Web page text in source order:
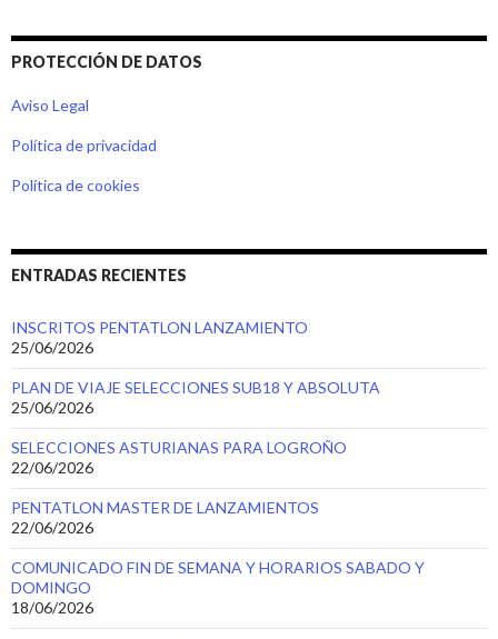
PROTECCIÓN DE DATOS
Aviso Legal
Política de privacidad
Política de cookies
ENTRADAS RECIENTES
INSCRITOS PENTATLON LANZAMIENTO
25/06/2026
PLAN DE VIAJE SELECCIONES SUB18 Y ABSOLUTA
25/06/2026
SELECCIONES ASTURIANAS PARA LOGROÑO
22/06/2026
PENTATLON MASTER DE LANZAMIENTOS
22/06/2026
COMUNICADO FIN DE SEMANA Y HORARIOS SABADO Y
DOMINGO
18/06/2026